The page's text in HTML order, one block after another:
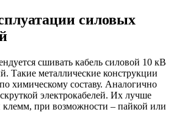
силовых
сшивать кабель силовой 10 кВ
Такие металлические конструкции
химическому составу. Аналогично
электрокабелей. Их лучше
при возможности – пайкой или